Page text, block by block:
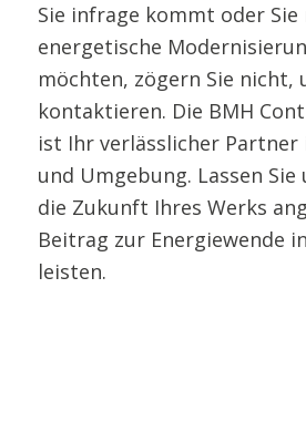
Sie infrage kommt oder
energetische
möchten, zögern Sie nicht,
kontaktieren. Die BMH
ist Ihr verlässlicher Partner
und Umgebung. Lassen Sie
die Zukunft Ihres Werks
Beitrag zur Energiewende
leisten.